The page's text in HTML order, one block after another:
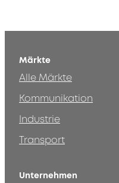
Märkte
Alle Märkte
Kommunikation
Industrie
Transport
Unternehmen